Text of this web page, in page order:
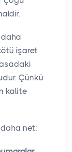
daha
işaret
Çünkü
kalite
net: